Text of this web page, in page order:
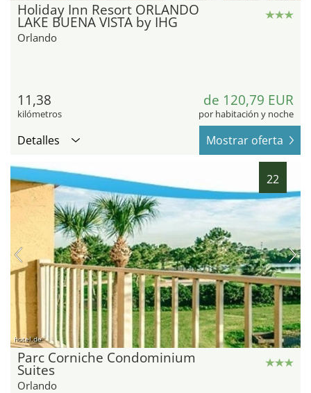
Holiday Inn Resort ORLANDO
LAKE BUENA VISTA by IHG
Orlando
11,38
kilómetros
de 120,79 EUR
por habitación y noche
Detalles Mostrar oferta
22
hotel.de
Parc Corniche Condominium
Suites
Orlando